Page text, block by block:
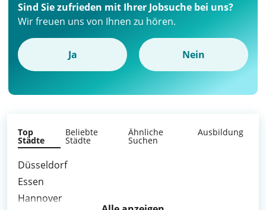
Sind Sie zufrieden mit Ihrer Jobsuche bei uns?
Wir freuen uns von Ihnen zu hören.
Ja Nein
Top
Städte
Beliebte
Städte
Ähnliche
Suchen
Ausbildung
Düsseldorf
Essen
Hannover